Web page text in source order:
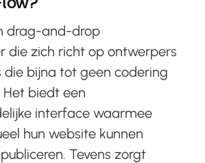
drag-and-drop
die zich richt op ontwerpers
die bijna tot geen codering
biedt een
interface waarmee
hun website kunnen
Tevens zorgt